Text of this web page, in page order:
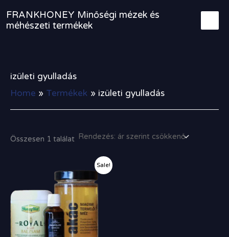
content
FRANKHONEY Minőségi mézek és
méhészeti termékek
izületi gyulladás
Home
Termékek izületi gyulladás
Összesen 1 találat
Sale!
price
was:
12
090,00 Ft.
Current
price
is:
11
300,00 Ft.